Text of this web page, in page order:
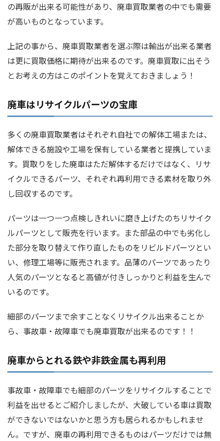
の再販が出来る可能性があり、廃車買取業者の中でも需要
が高いものとなっています。
上記の事から、廃車買取業者を選ぶ際は輸出が出来る業者
は更に買取価格に期待が出来るのです。廃車買取に出そう
とお考えの方はこのポイントを覚えておきましょう！
廃車はリサイクルパーツの宝庫
多くの廃車買取業者はそれぞれ自社での解体工場または、
解体できる施設や工場を保有している業者と提携していま
す。買取りをした廃車はただ解体するだけではなく、リサ
イクルできるパーツ、それぞれ再利用できる素材を取り外
し回収するのです。
パーツは一つ一つ点検しきれいに磨き上げたのちリサイク
ルパーツとして販売を行います。また部品の中でも劣化し
た部分を取り替えて作り直したものをリビルドパーツとい
い、修理工場等に販売されます。品薄のパーツであったり
人気のパーツとなると高値が付きしっかりと利益を生んで
いるのです。
細部のパーツまで余すことなくリサイクル出来ることか
ら、事故車・故障車でも廃車買取が出来るのです！！
廃車からとれる鉄や非鉄金属も再利用
事故車・故障車でも細部のパーツをリサイクルすることで
利益を出せるとご紹介しましたが、大破している車は買取
ができないではないかと思う方も居られるかもしれませ
ん。ですが、廃車の再利用できるものはパーツだけでは無